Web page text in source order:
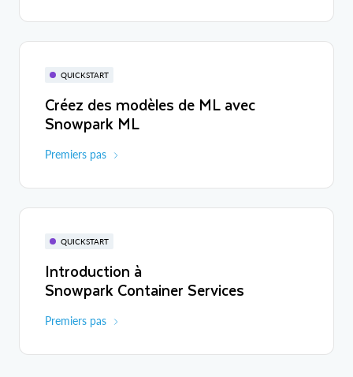
QUICKSTART
Créez des modèles de ML avec
Snowpark ML
Premiers pas
QUICKSTART
Introduction à
Snowpark Container Services
Premiers pas